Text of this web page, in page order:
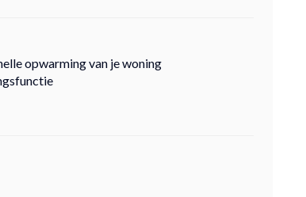
opwarming van je woning